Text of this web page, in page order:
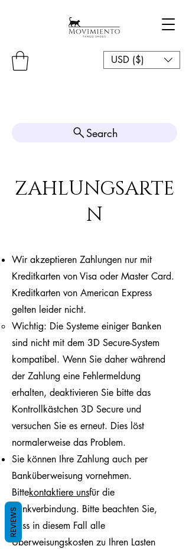
USD ($)
Search
ZAHLUNGSARTE
N
Wir akzeptieren Zahlungen nur mit
Kreditkarten von Visa oder Master Card.
Kreditkarten von American Express
gelten leider nicht.
Wichtig: Die Systeme einiger Banken
sind nicht mit dem 3D Secure-System
kompatibel. Wenn Sie daher während
der Zahlung eine Fehlermeldung
erhalten, deaktivieren Sie bitte das
Kontrollkästchen 3D Secure und
versuchen Sie es erneut. Dies löst
normalerweise das Problem.
Sie können Ihre Zahlung auch per
Banküberweisung vornehmen.
Bittekontaktiere unsfür die
Bankverbindung. Bitte beachten Sie,
dass in diesem Fall alle
Überweisungskosten zu Ihren Lasten
REVIEWS